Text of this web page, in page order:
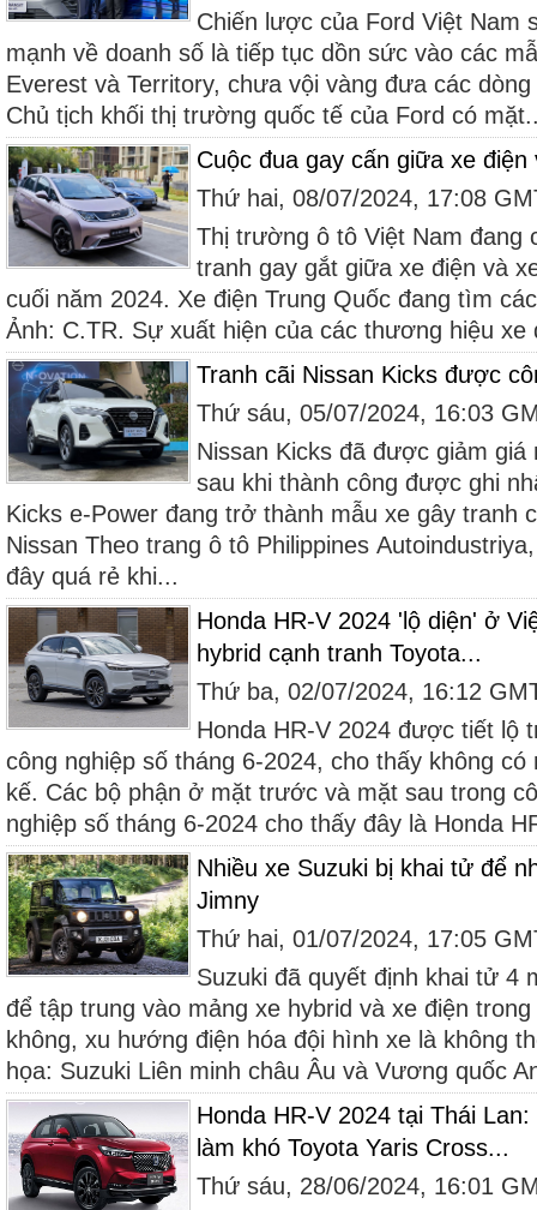
Chiến lược của Ford Việt Nam
mạnh về doanh số là tiếp tục dồn sức vào các
Everest và Territory, chưa vội vàng đưa các
Chủ tịch khối thị trường quốc tế của Ford có
Cuộc đua gay cấn giữa xe điện
Thứ hai, 08/07/2024, 17:08
Thị trường ô tô Việt Nam đang
tranh gay gắt giữa xe điện và
cuối năm 2024. Xe điện Trung Quốc đang tìm
Ảnh: C.TR. Sự xuất hiện của các thương hiệu xe
Tranh cãi Nissan Kicks được
Thứ sáu, 05/07/2024, 16:03
Nissan Kicks đã được giảm giá
sau khi thành công được ghi
Kicks e-Power đang trở thành mẫu xe gây tranh
Nissan Theo trang ô tô Philippines
đây quá rẻ khi...
Honda HR-V 2024 'lộ diện' ở
hybrid cạnh tranh Toyota...
Thứ ba, 02/07/2024, 16:12
Honda HR-V 2024 được tiết lộ
công nghiệp số tháng 6-2024, cho thấy không
kế. Các bộ phận ở mặt trước và mặt sau trong
nghiệp số tháng 6-2024 cho thấy đây là Honda
Nhiều xe Suzuki bị khai tử để
Jimny
Thứ hai, 01/07/2024, 17:05
Suzuki đã quyết định khai tử 4
để tập trung vào mảng xe hybrid và xe điện
không, xu hướng điện hóa đội hình xe là không
họa: Suzuki Liên minh châu Âu và Vương quốc
Honda HR-V 2024 tại Thái
làm khó Toyota Yaris Cross...
Thứ sáu, 28/06/2024, 16:01